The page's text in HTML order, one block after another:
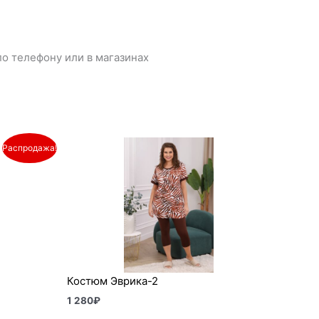
телефону или в магазинах
Распродажа!
Костюм Эврика-2
1 280₽